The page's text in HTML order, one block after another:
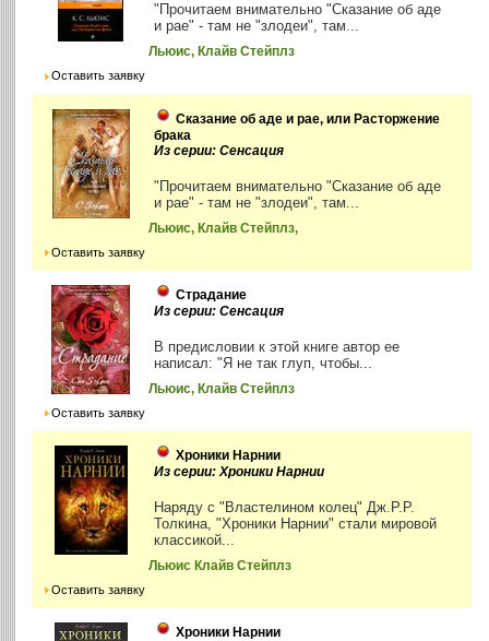
"Прочитаем внимательно "Сказание об аде
и рае" - там не "злодеи", там...
Льюис, Клайв Стейплз
Оставить заявку
Сказание об аде и рае, или Расторжение
брака
Из серии: Сенсация
"Прочитаем внимательно "Сказание об аде
и рае" - там не "злодеи", там...
Льюис, Клайв Стейплз,
Оставить заявку
Страдание
Из серии: Сенсация
В предисловии к этой книге автор ее
написал: "Я не так глуп, чтобы...
Льюис, Клайв Стейплз
Оставить заявку
Хроники Нарнии
Из серии: Хроники Нарнии
Наряду с "Властелином колец" Дж.Р.Р.
Толкина, "Хроники Нарнии" стали мировой
классикой...
Льюис Клайв Стейплз
Оставить заявку
Хроники Нарнии